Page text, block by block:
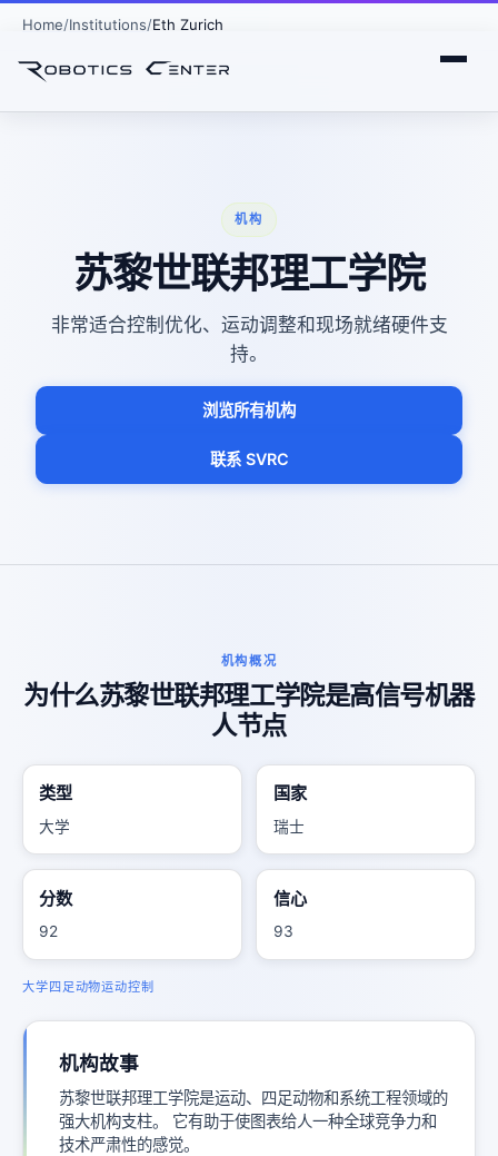
Home Institutions Eth Zurich
机构
苏黎世联邦理工学院
非常适合控制优化、运动调整和现场就绪硬件支
持。
浏览所有机构
联系 SVRC
机构概况
为什么苏黎世联邦理工学院是高信号机器
人节点
类型
大学
国家
瑞士
分数
92
信心
93
大学四足动物运动控制
机构故事
苏黎世联邦理工学院是运动、四足动物和系统工程领域的
强大机构支柱。 它有助于使图表给人一种全球竞争力和
技术严肃性的感觉。